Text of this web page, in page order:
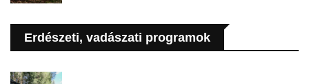
Erdészeti, vadászati programok